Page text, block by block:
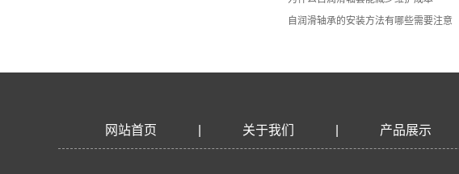
自润滑轴承的安装方法有哪些需要注意
网站首页 关于我们 产品展示